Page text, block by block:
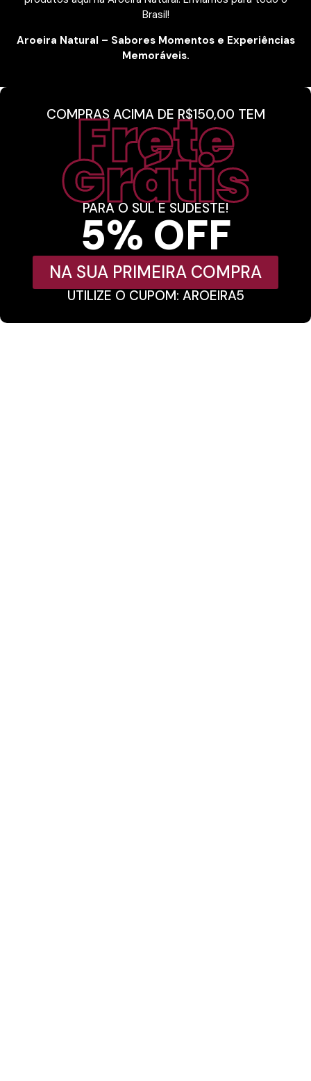
Brasil!
Aroeira Natural – Sabores Momentos e Experiências
Memoráveis.
COMPRAS ACIMA DE R$150,00 TEM
Frete
Grátis
PARA O SUL E SUDESTE!
5% OFF
NA SUA PRIMEIRA COMPRA
UTILIZE O CUPOM: AROEIRA5